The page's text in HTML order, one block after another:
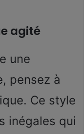
agité
une
pensez à
Ce style
inégales qui